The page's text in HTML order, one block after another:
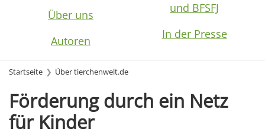
Über uns
Autoren
und BFSFJ
In der Presse
Startseite Über tierchenwelt.de
Förderung durch ein Netz
für Kinder